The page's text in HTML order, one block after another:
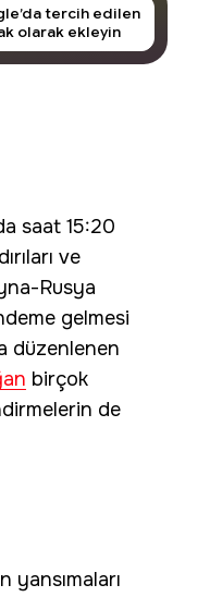
tercih edilen
olarak ekleyin
saat 15:20
ve
Rusya
gelmesi
düzenlenen
birçok
de
yansımaları